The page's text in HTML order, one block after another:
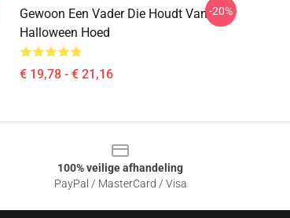
Gewoon Een Vader Die Houdt Van
Halloween Hoed
€ 19,78 - € 21,16
-20%
100% veilige afhandeling
PayPal / MasterCard / Visa